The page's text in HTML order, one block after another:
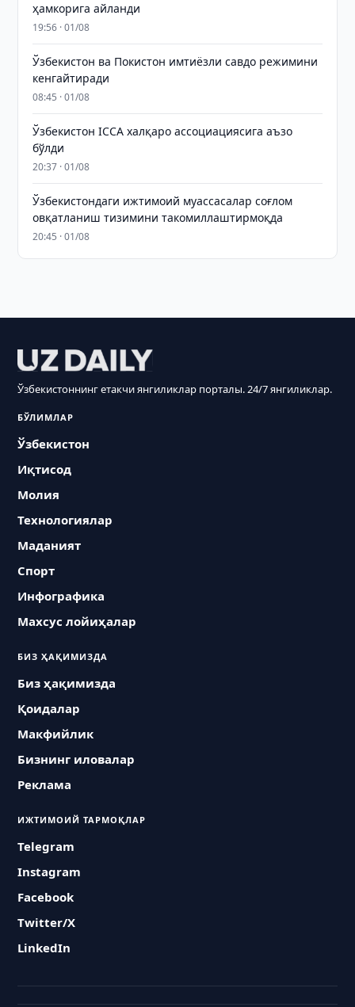
ҳамкорига айланди
19:56 · 01/08
Ўзбекистон ва Покистон имтиёзли савдо режимини
кенгайтиради
08:45 · 01/08
Ўзбекистон ICCA халқаро ассоциациясига аъзо
бўлди
20:37 · 01/08
Ўзбекистондаги ижтимоий муассасалар соғлом
овқатланиш тизимини такомиллаштирмоқда
20:45 · 01/08
Ўзбекистоннинг етакчи янгиликлар порталы. 24/7 янгиликлар.
БЎЛИМЛАР
Ўзбекистон
Иқтисод
Молия
Технологиялар
Маданият
Спорт
Инфографика
Махсус лойиҳалар
БИЗ ҲАҚИМИЗДА
Биз ҳақимизда
Қоидалар
Макфийлик
Бизнинг иловалар
Реклама
ИЖТИМОИЙ ТАРМОҚЛАР
Telegram
Instagram
Facebook
Twitter/X
LinkedIn